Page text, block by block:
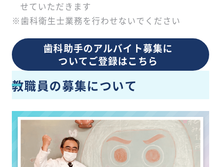
せていただきます
※歯科衛生士業務を行わせないでください
歯科助手のアルバイト募集に
ついてご登録はこちら
教職員の募集について